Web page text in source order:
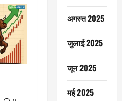
अगस्त 2025
जुलाई 2025
जून 2025
मई 2025